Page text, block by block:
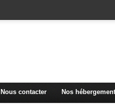
Nous contacter Nos